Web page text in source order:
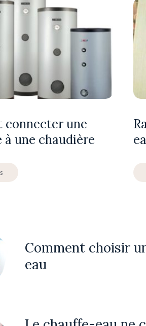
connecter une
à une chaudière
Comment choisir
eau